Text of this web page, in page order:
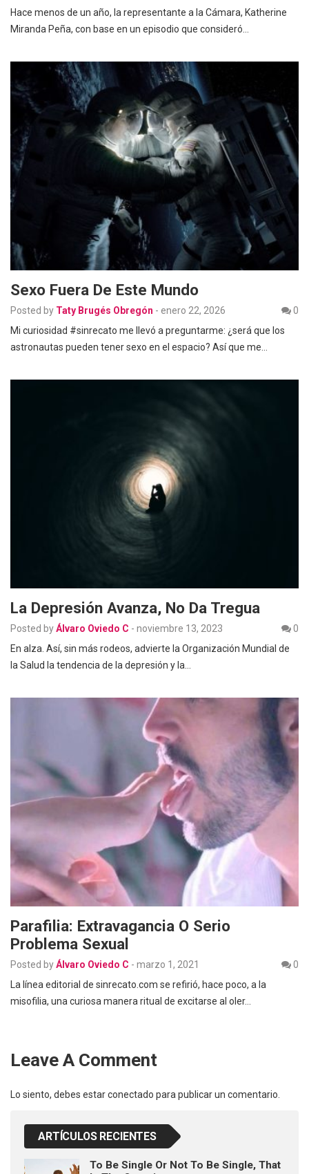
Hace menos de un año, la representante a la Cámara, Katherine
Miranda Peña, con base en un episodio que consideró…
Sexo Fuera De Este Mundo
Posted by Taty Brugés Obregón - enero 22, 2026
0
Mi curiosidad #sinrecato me llevó a preguntarme: ¿será que los
astronautas pueden tener sexo en el espacio? Así que me…
La Depresión Avanza, No Da Tregua
Posted byÁlvaro Oviedo C - noviembre 13, 2023
0
En alza. Así, sin más rodeos, advierte la Organización Mundial de
la Salud la tendencia de la depresión y la…
Parafilia: Extravagancia O Serio
Problema Sexual
Posted byÁlvaro Oviedo C - marzo 1, 2021
0
La línea editorial de sinrecato.com se refirió, hace poco, a la
misofilia, una curiosa manera ritual de excitarse al oler…
Leave A Comment
Lo siento, debes estarconectado para publicar un comentario.
ARTÍCULOS RECIENTES
To Be Single Or Not To Be Single, That